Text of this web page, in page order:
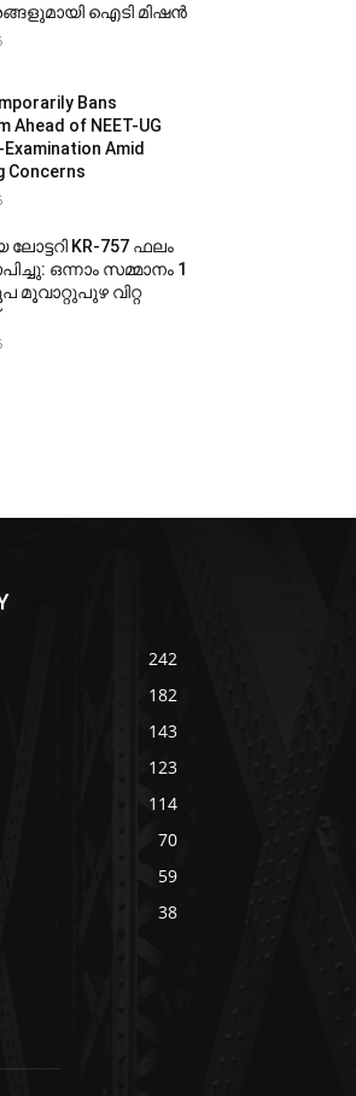
ഐടി മിഷൻ
Bans
Ahead of NEET-UG
Examination Amid
Concerns
KR-757 ഫലം
ഒന്നാം സമ്മാനം 1
മൂവാറ്റുപുഴ വിറ്റ
242
182
143
123
114
70
59
38